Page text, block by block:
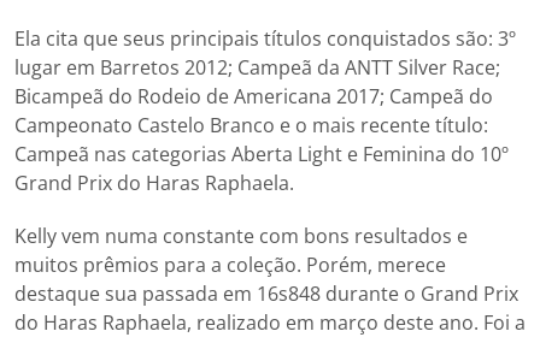
Ela cita que seus principais títulos conquistados são: 3º
lugar em Barretos 2012; Campeã da ANTT Silver Race;
Bicampeã do Rodeio de Americana 2017; Campeã do
Campeonato Castelo Branco e o mais recente título:
Campeã nas categorias Aberta Light e Feminina do 10º
Grand Prix do Haras Raphaela.
Kelly vem numa constante com bons resultados e
muitos prêmios para a coleção. Porém, merece
destaque sua passada em 16s848 durante o Grand Prix
do Haras Raphaela, realizado em março deste ano. Foi a